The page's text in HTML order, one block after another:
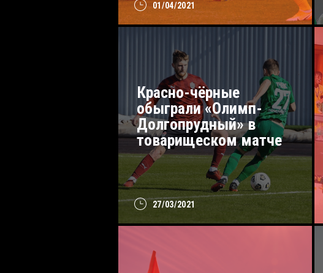
01/04/2021
27/03/2021
Красно-чёрные
обыграли «Олимп-
Долгопрудный» в
товарищеском матче